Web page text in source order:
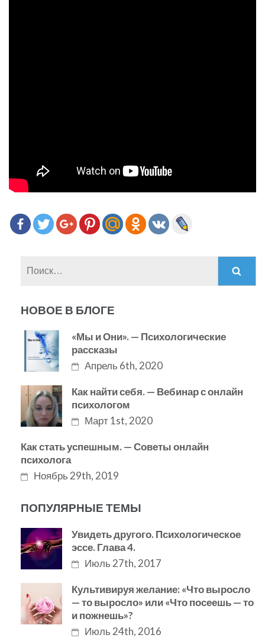
НОВОЕ В БЛОГЕ
«Мы и Они». — Психологические
рассказы
Апрель 6th, 2020
Как найти себя. — Вебинар с онлайн
психологом
Март 1st, 2020
Как стать успешным. — Советы онлайн
психолога
Ноябрь 29th, 2019
ПОПУЛЯРНЫЕ ТЕМЫ
Увидеть другого. Психологическое
эссе. Глава 4.
Июль 27th, 2017
Культивируя желание: «Что выросло
— то выросло» или «Что посеешь — то
и пожнешь»?
Июль 24th, 2016